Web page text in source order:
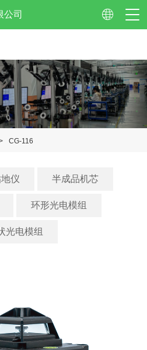
公司
CG-116
仪 半成品机芯
环形光电模组
光电模组